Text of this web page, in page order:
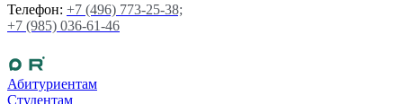
Телефон: +7 (496) 773-25-38;
+7 (985) 036-61-46
Абитуриентам
Студентам